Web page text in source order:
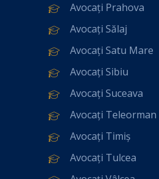
Avocați Prahova
Avocați Sălaj
Avocați Satu Mare
Avocați Sibiu
Avocați Suceava
Avocați Teleorman
Avocați Timiș
Avocați Tulcea